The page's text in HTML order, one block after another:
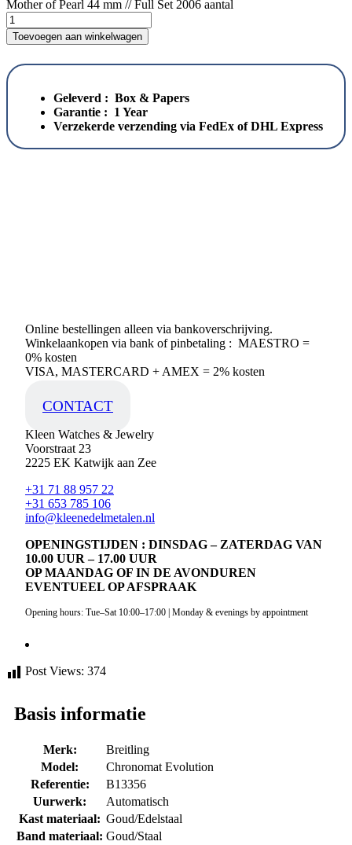
Mother of Pearl 44 mm // Full Set 2006 aantal
Toevoegen aan winkelwagen
Geleverd : Box & Papers
Garantie : 1 Year
Verzekerde verzending via FedEx of DHL Express
Online bestellingen alleen via bankoverschrijving.
Winkelaankopen via bank of pinbetaling : MAESTRO =
0% kosten
VISA, MASTERCARD + AMEX = 2% kosten
CONTACT
Kleen Watches & Jewelry
Voorstraat 23
2225 EK Katwijk aan Zee
+31 71 88 957 22
+31 653 785 106
info@kleenedelmetalen.nl
OPENINGSTIJDEN : DINSDAG – ZATERDAG VAN
10.00 UUR – 17.00 UUR
OP MAANDAG OF IN DE AVONDUREN
EVENTUEEL OP AFSPRAAK
Opening hours: Tue–Sat 10:00–17:00 | Monday & evenings by appointment
Post Views: 374
Basis informatie
Merk:
Breitling
Model:
Chronomat Evolution
Referentie:
B13356
Uurwerk:
Automatisch
Kast materiaal: Goud/Edelstaal
Band materiaal: Goud/Staal